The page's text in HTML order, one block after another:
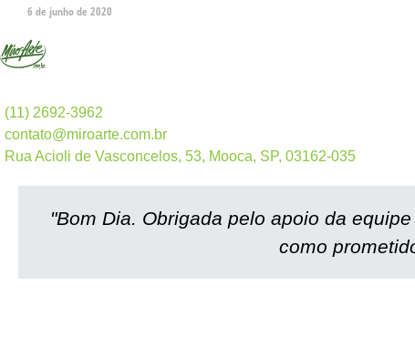
6 de junho de 2020
(11) 2692-3962
contato@miroarte.com.br
Rua Acioli de Vasconcelos, 53, Mooca, SP, 03162-035
"Bom Dia. Obrigada pelo apoio da
como